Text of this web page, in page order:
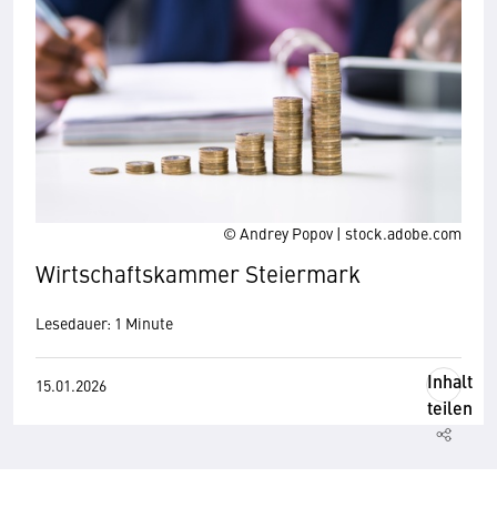
© Andrey Popov | stock.adobe.com
Wirtschaftskammer Steiermark
Lesedauer: 1 Minute
15.01.2026
Inhalt
teilen